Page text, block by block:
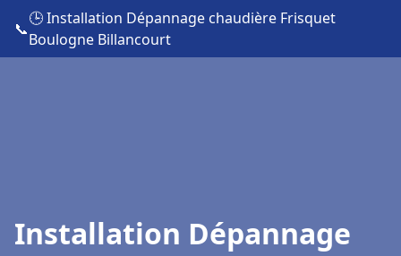
📞
🕒 Installation Dépannage chaudière Frisquet
Boulogne Billancourt
Installation Dépannage